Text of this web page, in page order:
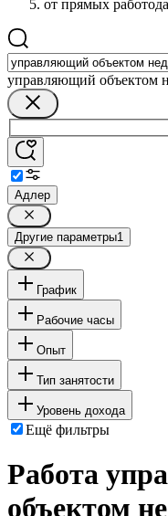
от прямых
управляющий объектом
Адлер
Другие параметры1
График
Рабочие часы
Опыт
Тип занятости
Уровень дохода
Ещё фильтры
Работа
объектом